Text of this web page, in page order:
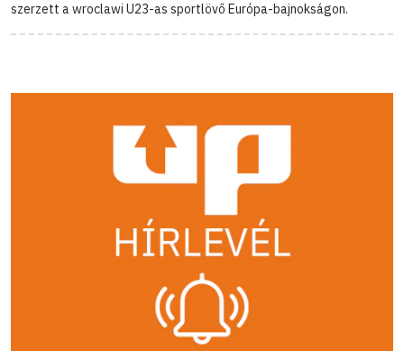
szerzett a wroclawi U23-as sportlövő Európa-bajnokságon.